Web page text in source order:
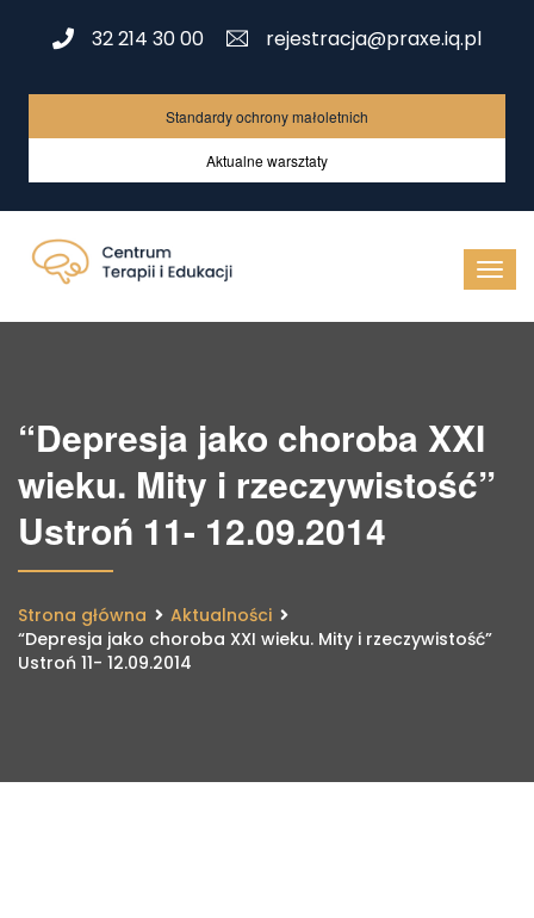
32 214 30 00 rejestracja@praxe.iq.pl
Standardy ochrony małoletnich
Aktualne warsztaty
“Depresja jako choroba XXI
wieku. Mity i rzeczywistość”
Ustroń 11- 12.09.2014
Strona główna
Aktualności
“Depresja jako choroba XXI wieku. Mity i rzeczywistość”
Ustroń 11- 12.09.2014